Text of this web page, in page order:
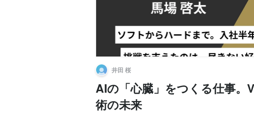
井田 桜
AIの「心臓」をつくる仕事。
術の未来